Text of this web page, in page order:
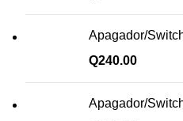
Apagador/
Q240.00
Apagador/